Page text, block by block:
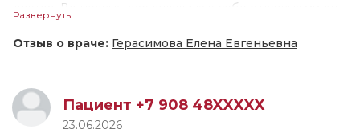
доктор. Во-первых, расположила к себе с первых минут
меня. Лечение не пришлось подбирать долго, Елена
она слушала и не перебивала, как убеждала, что все
трудности временны, просто нужно помочь психике
Развернуть...
Отзыв о враче: Герасимова Елена Евгеньевна
Пациент +7 908 48XXXXX
23.06.2026